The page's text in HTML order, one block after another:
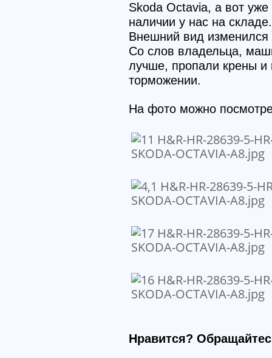
Skoda Octavia, а вот
наличии у нас на
Внешний вид изменился
Со слов владельца,
лучше, пропали крены и
торможении.
На фото можно
Нравится?